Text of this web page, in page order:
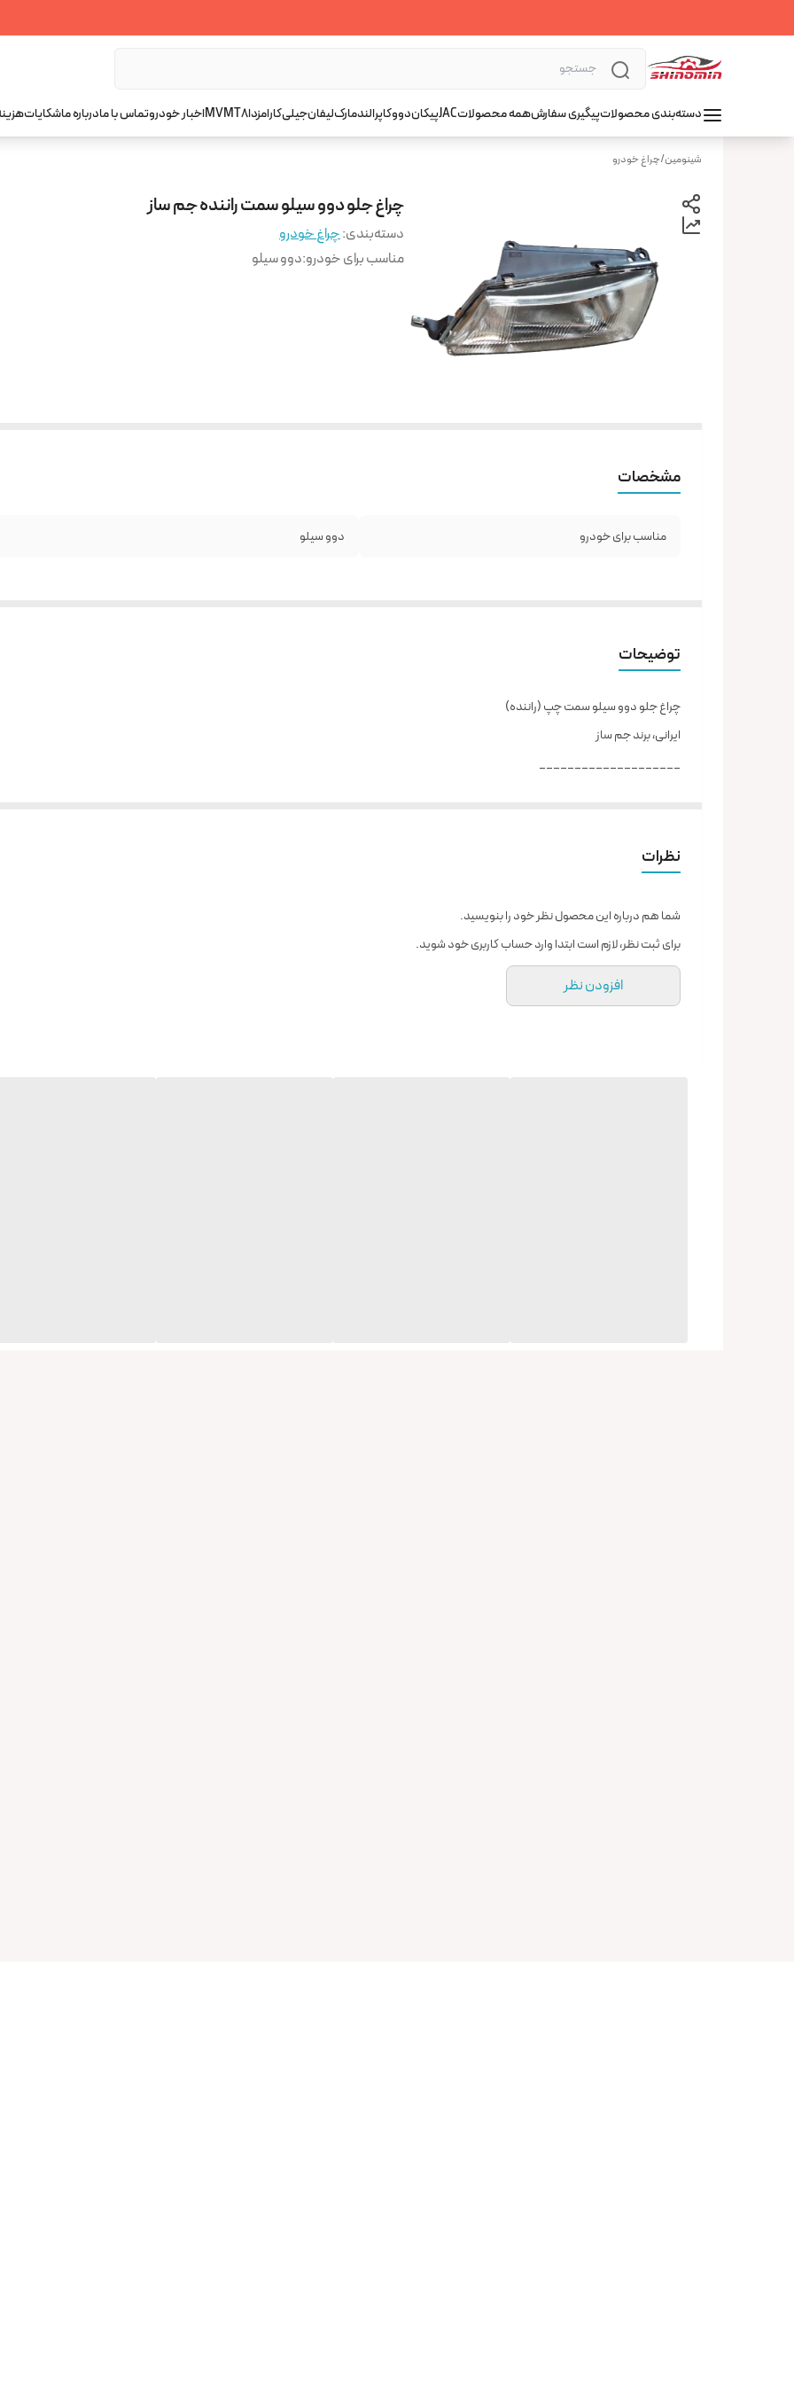
دسته‌بندی محصولاتپیگیری سفارشهمه محصولاتJACپیکاندووکاپرالندمارکلیفانجیلیکارامزداT8
MVMاخبار خودروتماس با مادرباره ماشکایات
شینومین/چراغ خودرو
چراغ جلو دوو سیلو سمت راننده جم ساز
دسته‌بندی:چراغ خودرو
مناسب برای خودرو:دوو سیلو
مشخصات
مناسب برای خودرو دوو سیلو
توضیحات
چراغ جلو دوو سیلو سمت چپ (راننده)
ایرانی، برند جم ساز
____________________
نظرات
شما هم درباره این محصول نظر خود را بنویسید.
برای ثبت نظر، لازم است ابتدا وارد حساب کاربری خود شوید.
افزودن نظر